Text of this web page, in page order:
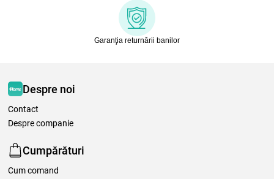
Garanţia returnării banilor
Despre noi
Contact
Despre companie
Cumpărături
Cum comand